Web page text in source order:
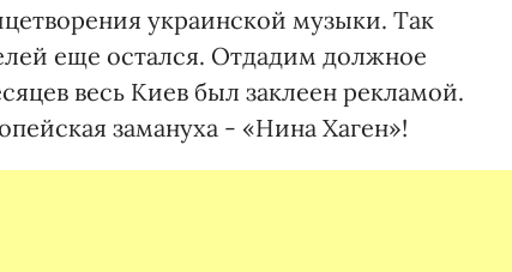
украинской музыки. Так
еще остался. Отдадим должное
весь Киев был заклеен рекламой.
замануха - «Нина Хаген»!